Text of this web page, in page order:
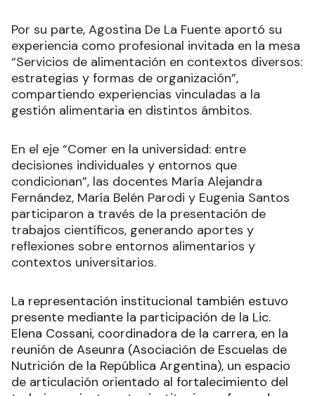
Por su parte, Agostina De La Fuente aportó su
experiencia como profesional invitada en la mesa
“Servicios de alimentación en contextos diversos:
estrategias y formas de organización”,
compartiendo experiencias vinculadas a la
gestión alimentaria en distintos ámbitos.
En el eje “Comer en la universidad: entre
decisiones individuales y entornos que
condicionan”, las docentes María Alejandra
Fernández, María Belén Parodi y Eugenia Santos
participaron a través de la presentación de
trabajos científicos, generando aportes y
reflexiones sobre entornos alimentarios y
contextos universitarios.
La representación institucional también estuvo
presente mediante la participación de la Lic.
Elena Cossani, coordinadora de la carrera, en la
reunión de Aseunra (Asociación de Escuelas de
Nutrición de la República Argentina), un espacio
de articulación orientado al fortalecimiento del